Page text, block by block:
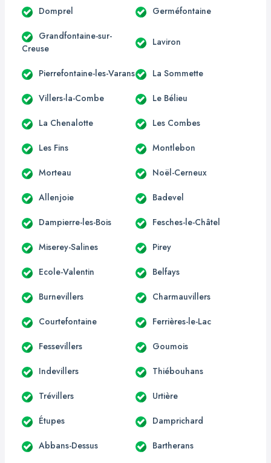
Domprel Germéfontaine
Grandfontaine-sur-
Creuse
Laviron
Pierrefontaine-les-Varans La Sommette
Villers-la-Combe Le Bélieu
La Chenalotte Les Combes
Les Fins Montlebon
Morteau Noël-Cerneux
Allenjoie Badevel
Dampierre-les-Bois Fesches-le-Châtel
Miserey-Salines Pirey
Ecole-Valentin Belfays
Burnevillers Charmauvillers
Courtefontaine Ferrières-le-Lac
Fessevillers Goumois
Indevillers Thiébouhans
Trévillers Urtière
Étupes Damprichard
Abbans-Dessus Bartherans